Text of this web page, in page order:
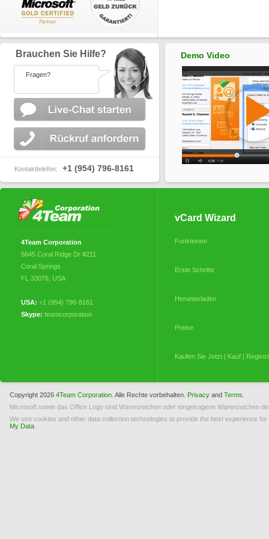
Brauchen Sie Hilfe?
Fragen?
Kontakttelefon: +1 (954) 796-8161
Demo Video
4Team Corporation
5645 Coral Ridge Dr #211
Coral Springs
FL 33076 USA
USA: +1 (954) 796-8161
Skype: teamcorporation
vCard Wizard
Funktionen
Erste Schritte
Herunterladen
Preise
Kaufen Sie Jetzt | Kauf |
Meine Bestellungen
Copyright 2026 4Team Corporation. Alle Rechte vorbehalten. Privacy and Terms.
Microsoft sowie das Office Logo sind Warenzeichen oder eingetragene Warenzeichen
We use cookies and other data collection technologies to provide the best experience
My Data